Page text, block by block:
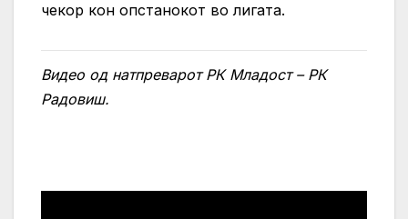
чекор кон опстанокот во лигата.
Видео од натпреварот РК Младост – РК
Радовиш.